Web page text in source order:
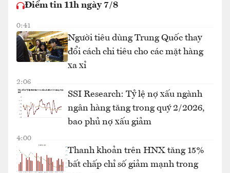
Điểm tin 11h ngày 7/8
0:41
Người tiêu dùng Trung Quốc thay
đổi cách chi tiêu cho các mặt hàng
xa xỉ
2:06
SSI Research: Tỷ lệ nợ xấu ngành
ngân hàng tăng trong quý 2/2026,
bao phủ nợ xấu giảm
4:00
Thanh khoản trên HNX tăng 15%
bất chấp chỉ số giảm mạnh trong